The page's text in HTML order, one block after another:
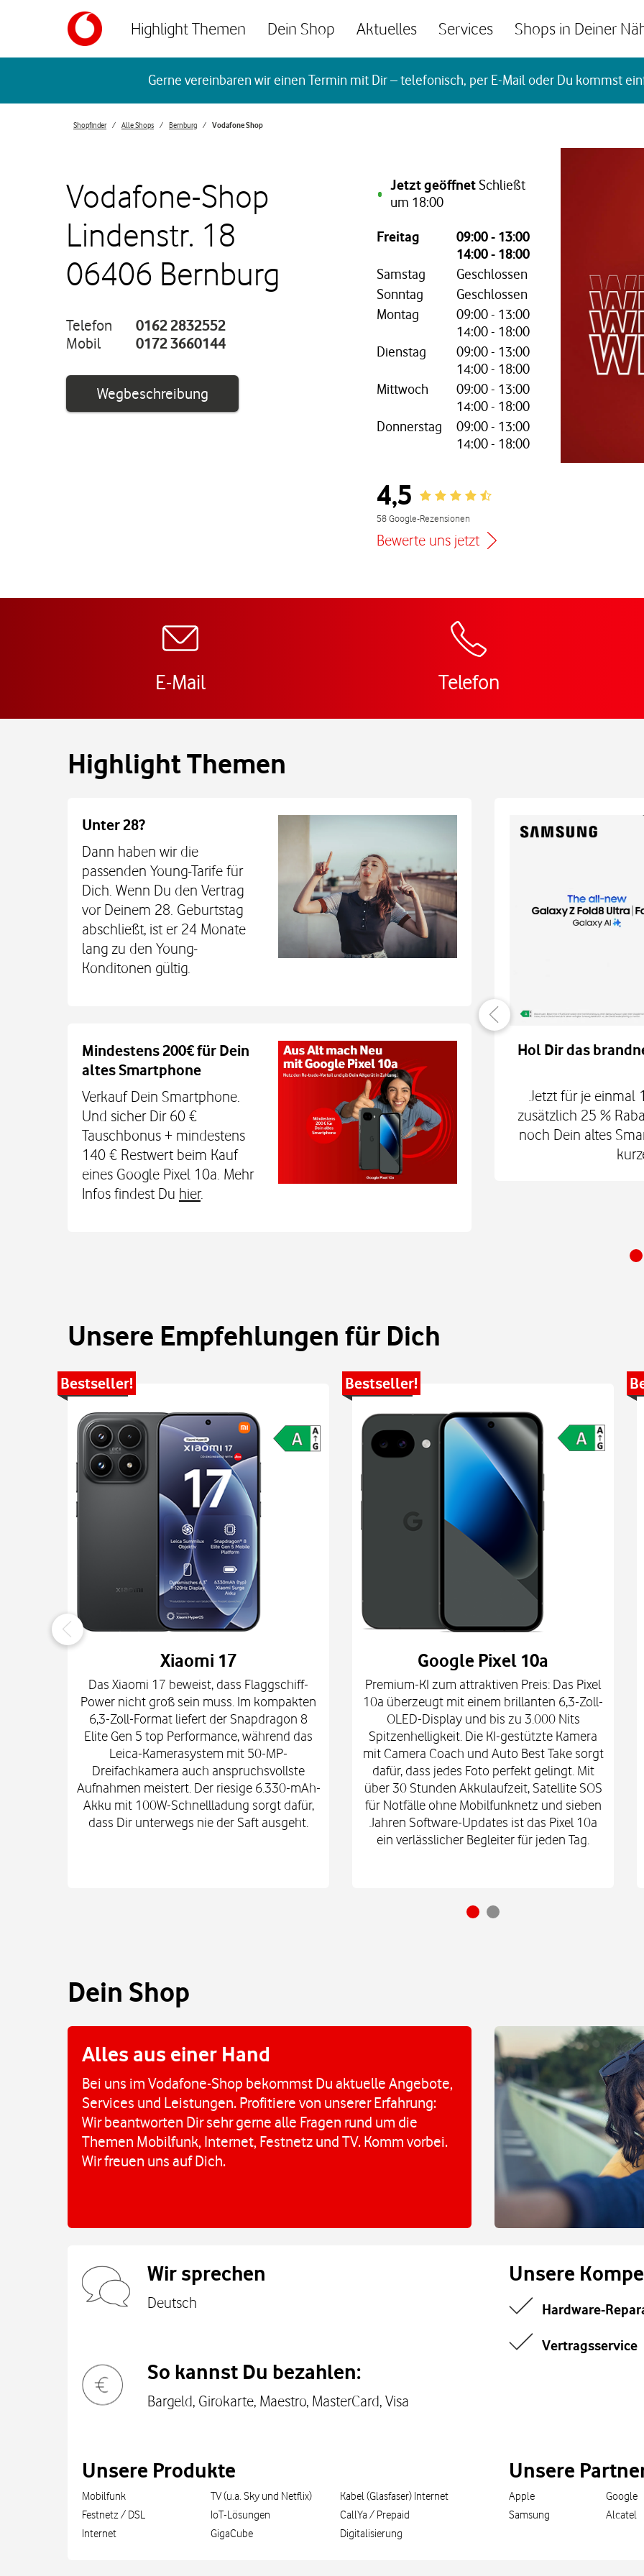
Highlight Themen Dein Shop Aktuelles Services Shops in Deiner
Gerne vereinbaren wir einen Termin mit Dir – telefonisch, per E-Mail oder Du kommst
Shopfinder Alle Shops Bernburg Vodafone Shop
Vodafone-Shop
Lindenstr. 18
06406 Bernburg
Telefon
0162 2832552
Mobil
0172 3660144
WegbeschreibungLink öffnet in einem neuen Tab
Jetzt geöffnet Schließt
um 18:00
Wochentag, Öffnungszeiten
Freitag 09:00- 13:00
14:00- 18:00
Samstag
Geschlossen
Sonntag
Geschlossen
Montag
09:00- 13:00
14:00- 18:00
Dienstag
09:00- 13:00
14:00- 18:00
Mittwoch
09:00- 13:00
14:00- 18:00
Donnerstag
09:00- 13:00
14:00- 18:00
4,5 Rating 4.5
58 Google-Rezensionen
Bewerte uns jetzt
E-Mail Telefon
Highlight Themen
Unter 28?
Dann haben wir die
passenden Young-Tarife für
Dich. Wenn Du den Vertrag
vor Deinem 28. Geburtstag
abschließt, ist er 24 Monate
lang zu den Young-
Konditonen gültig.
Mindestens 200€ für Dein
altes Smartphone
Verkauf Dein Smartphone.
Und sicher Dir 60 €
Tauschbonus + mindestens
140 € Restwert beim Kauf
eines Google Pixel 10a. Mehr
Infos findest Du hier.
Auch auf dem Schulweg immer verbunden
Dein Kind bleibt unterwegs auch ohne Smartphone mit
Sicherheit erreichbar. Mit der Xplora X6Play 2nd Gen. oder der
TCL MT48X Smartwatch für je einmal 1 € zum Smart Tech M.
Den Tarif gibt's jetzt 3 Monate für 0 € und danach für mtl. 9,99
€. Alle Infos bei uns im Shop.
Hol Dir das
Jetzt für je einmal
zusätzlich 25 %
noch Dein altes
Unsere Empfehlungen für Dich
Bestseller!
Xiaomi 17
Das Xiaomi 17 beweist, dass Flaggschiff-
Power nicht groß sein muss. Im kompakten
6,3-Zoll-Format liefert der Snapdragon 8
Elite Gen 5 top Performance, während das
Leica-Kamerasystem mit 50-MP-
Dreifachkamera auch anspruchsvollste
Aufnahmen meistert. Der riesige 6.330-mAh-
Akku mit 100W-Schnellladung sorgt dafür,
dass Dir unterwegs nie der Saft ausgeht.
Bestseller!
Google Pixel 10a
Premium-KI zum attraktiven Preis: Das Pixel
10a überzeugt mit einem brillanten 6,3-Zoll-
OLED-Display und bis zu 3.000 Nits
Spitzenhelligkeit. Die KI-gestützte Kamera
mit Camera Coach und Auto Best Take sorgt
dafür, dass jedes Foto perfekt gelingt. Mit
über 30 Stunden Akkulaufzeit, Satellite SOS
für Notfälle ohne Mobilfunknetz und sieben
Jahren Software-Updates ist das Pixel 10a
ein verlässlicher Begleiter für jeden Tag.
Dein Shop
Alles aus einer Hand
Bei uns im Vodafone-Shop bekommst Du aktuelle Angebote,
Services und Leistungen. Profitiere von unserer Erfahrung:
Wir beantworten Dir sehr gerne alle Fragen rund um die
Themen Mobilfunk, Internet, Festnetz und TV. Komm vorbei.
Wir freuen uns auf Dich.
Wir sprechen
Deutsch
So kannst Du bezahlen:
Bargeld, Girokarte, Maestro, MasterCard, Visa
Unsere
Hardware-
Vertragsservice
Unsere Produkte
Mobilfunk
Festnetz / DSL
Internet
TV (u.a. Sky und Netflix)
IoT-Lösungen
GigaCube
Kabel (Glasfaser) Internet
CallYa / Prepaid
Digitalisierung
Unsere
Apple
Samsung
Google
Alcatel